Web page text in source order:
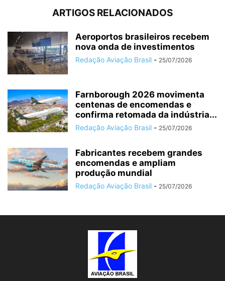
ARTIGOS RELACIONADOS
Aeroportos brasileiros recebem
nova onda de investimentos
Redação Aviação Brasil - 25/07/2026
Farnborough 2026 movimenta
centenas de encomendas e
confirma retomada da indústria...
Redação Aviação Brasil - 25/07/2026
Fabricantes recebem grandes
encomendas e ampliam
produção mundial
Redação Aviação Brasil - 25/07/2026